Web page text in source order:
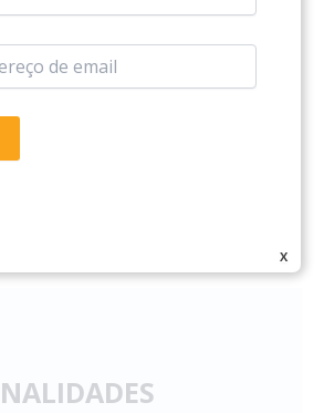
permitindo que realizem a
através do Portal do
X